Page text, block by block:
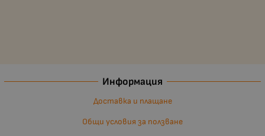
Информация
Доставка и плащане
Общи условия за ползване